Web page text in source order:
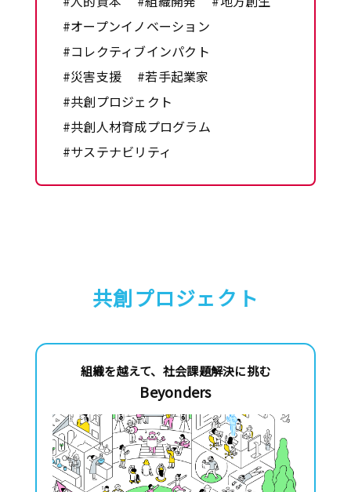
#オープンイノベーション
#コレクティブインパクト
#災害支援
#若手起業家
#共創プロジェクト
#共創人材育成プログラム
#サステナビリティ
共創プロジェクト
組織を越えて、社会課題解決に挑む
Beyonders